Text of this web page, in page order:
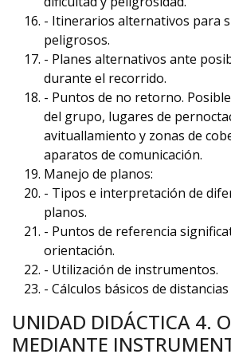
- Itinerarios alternativos para
peligrosos.
- Planes alternativos ante
durante el recorrido.
- Puntos de no retorno.
del grupo, lugares de
avituallamiento y zonas de
aparatos de comunicación.
Manejo de planos:
- Tipos e interpretación de
planos.
- Puntos de referencia
orientación.
- Utilización de instrumentos.
- Cálculos básicos de
UNIDAD DIDÁCTICA 4.
MEDIANTE